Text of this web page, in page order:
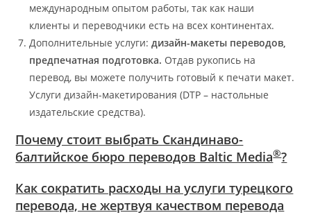
международным опытом работы, так как наши
клиенты и переводчики есть на всех континентах.
Дополнительные услуги:дизайн-макеты переводов,
предпечатная подготовка. Отдав рукопись на
перевод, вы можете получить готовый к печати макет.
Услуги дизайн-макетирования (DTP – настольные
издательские средства).
Почему стоит выбрать Скандинаво-
балтийское бюро переводов Baltic Media®?
Как сократить расходы на услуги турецкого
перевода, не жертвуя качеством перевода